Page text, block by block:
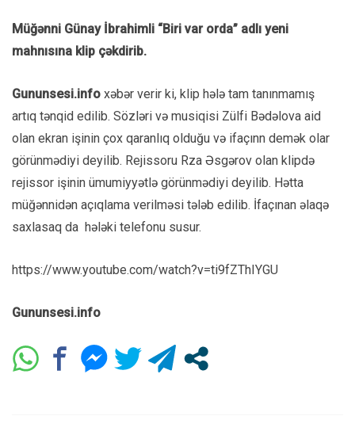
Müğənni Günay İbrahimli “Biri var orda” adlı yeni
mahnısına klip çəkdirib.
Gununsesi.info xəbər verir ki, klip hələ tam tanınmamış
artıq tənqid edilib. Sözləri və musiqisi Zülfi Bədəlova aid
olan ekran işinin çox qaranlıq olduğu və ifaçınn demək olar
görünmədiyi deyilib. Rejissoru Rza Əsgərov olan klipdə
rejissor işinin ümumiyyətlə görünmədiyi deyilib. Hətta
müğənnidən açıqlama verilməsi tələb edilib. İfaçınan əlaqə
saxlasaq da hələki telefonu susur.
https://www.youtube.com/watch?v=ti9fZThIYGU
Gununsesi.info